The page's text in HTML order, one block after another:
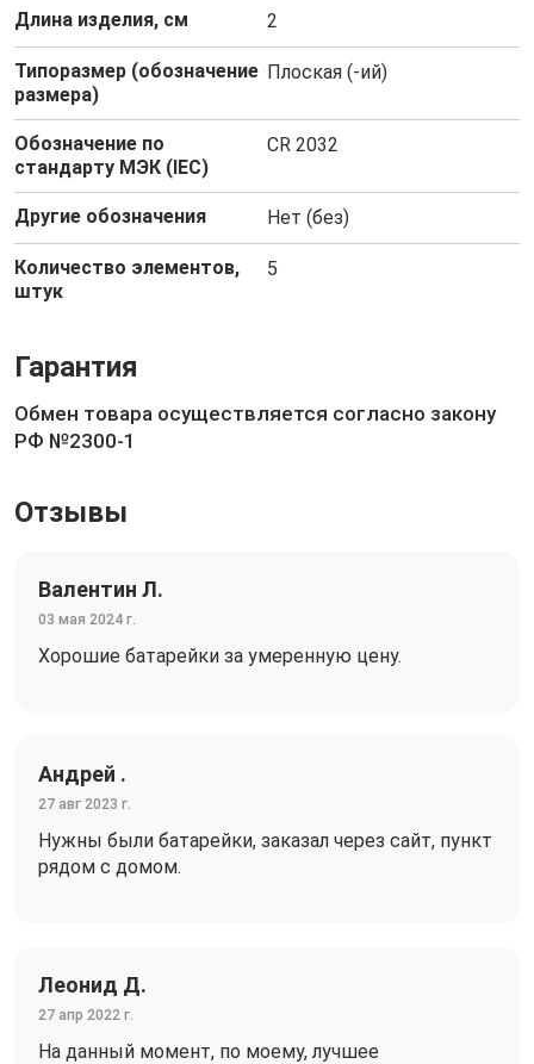
Длина изделия, см 2
Типоразмер (обозначение
размера)
Плоская (-ий)
Обозначение по
стандарту МЭК (IEC)
CR 2032
Другие обозначения Нет (без)
Количество элементов,
штук
5
Гарантия
Обмен товара осуществляется согласно закону
РФ №2300-1
Отзывы
Валентин Л.
03 мая 2024 г.
Хорошие батарейки за умеренную цену.
Андрей .
27 авг 2023 г.
Нужны были батарейки, заказал через сайт, пункт
рядом с домом.
Леонид Д.
27 апр 2022 г.
На данный момент, по моему, лучшее